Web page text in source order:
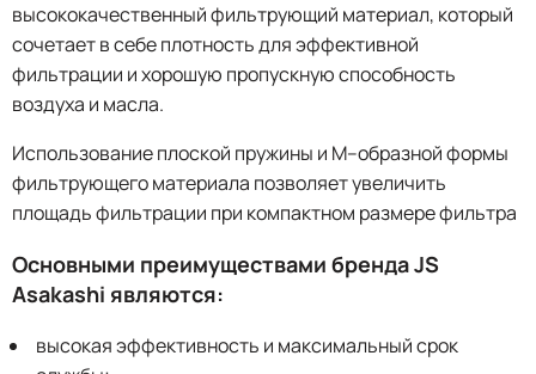
высококачественный фильтрующий материал, который
сочетает в себе плотность для эффективной
фильтрации и хорошую пропускную способность
воздуха и масла.
Использование плоской пружины и М–образной формы
фильтрующего материала позволяет увеличить
площадь фильтрации при компактном размере фильтра
Основными преимуществами бренда JS
Asakashi являются:
высокая эффективность и максимальный срок